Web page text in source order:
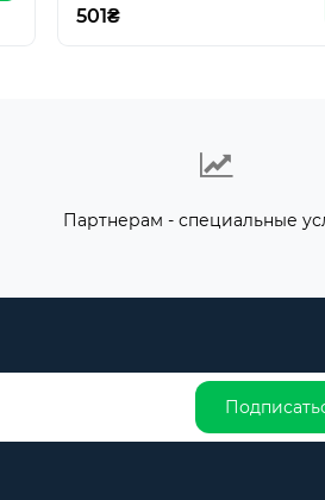
501₴
Партнерам - специальные